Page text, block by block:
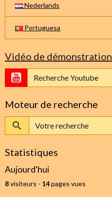
Nederlands
Portuguesa
Vidéo de démonstration
Moteur de recherche
Statistiques
Aujourd'hui
8visiteurs - 14pages vues